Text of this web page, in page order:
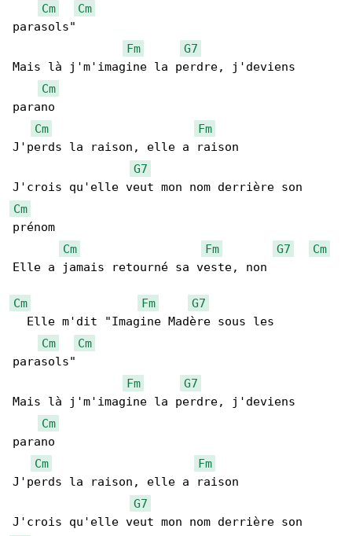
Cm
Cm
parasols"
Fm
G7
Mais là j'm'imagine la perdre, j'deviens
Cm
parano
Cm
Fm
J'perds la raison, elle a raison
G7
Cm
prénom
Cm
Fm G7
Cm
Elle a jamais retourné sa veste, non
Cm Fm
G7
  Elle m'dit "Imagine Madère sous les
Cm
Cm
parasols"
Fm
G7
Mais là j'm'imagine la perdre, j'deviens
Cm
parano
Cm
Fm
J'perds la raison, elle a raison
G7